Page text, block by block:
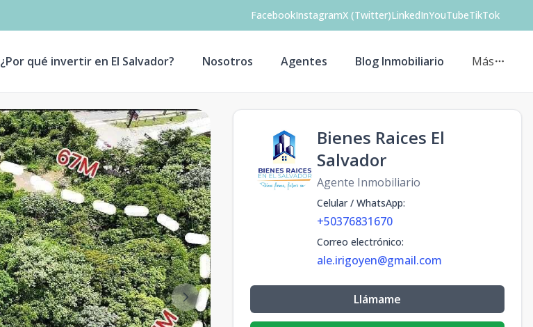
FacebookInstagramX (Twitter)LinkedInYouTubeTikTok
¿Por qué invertir en El Salvador? Nosotros Agentes Blog Inmobiliario Más
Bienes Raices El
Salvador
Agente Inmobiliario
Celular / WhatsApp:
+50376831670
Correo electrónico:
ale.irigoyen@gmail.com
Llámame